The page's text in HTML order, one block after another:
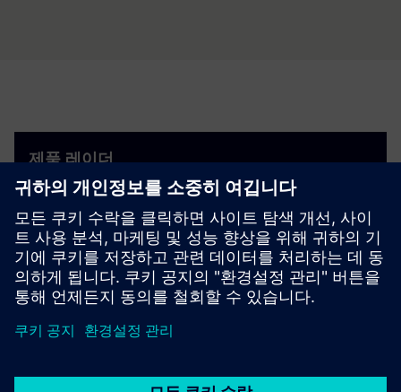
제품 레이더
프로덕트 레이더는 제품 검색을 지원하는 지멘스의 공
식 도구예요.
제품 레이더